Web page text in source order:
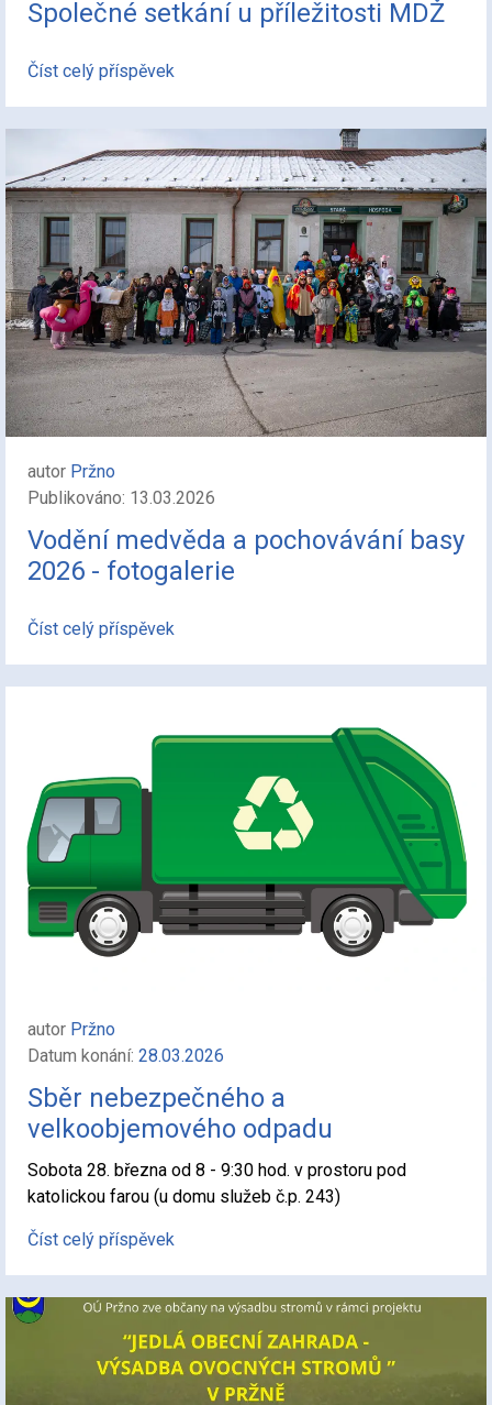
Společné setkání u příležitosti MDŽ
Číst celý příspěvek
autor Pržno
Publikováno: 13.03.2026
Vodění medvěda a pochovávání basy
2026 - fotogalerie
Číst celý příspěvek
autor Pržno
Datum konání: 28.03.2026
Sběr nebezpečného a
velkoobjemového odpadu
Sobota 28. března od 8 - 9:30 hod. v prostoru pod
katolickou farou (u domu služeb č.p. 243)
Číst celý příspěvek